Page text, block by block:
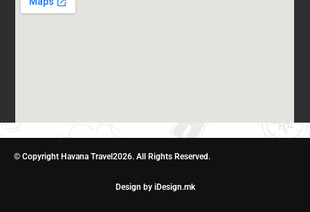
© Copyright Havana Travel2026. All Rights Reserved.
Design by iDesign.mk